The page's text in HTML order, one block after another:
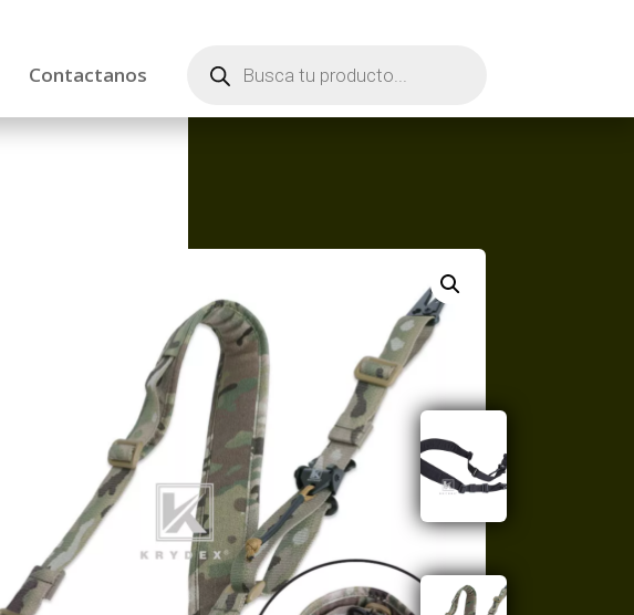
Contactanos productos